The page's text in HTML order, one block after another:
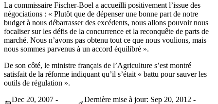
La commissaire Fischer-Boel a accueilli positivement l’issue des
négociations : « Plutôt que de dépenser une bonne part de notre
budget à nous débarrasser des excédents, nous allons pouvoir nous
focaliser sur les défis de la concurrence et la reconquête de parts de
marché. Nous n’avons pas obtenu tout ce que nous voulions, mais
nous sommes parvenus à un accord équilibré ».
De son côté, le ministre français de l’Agriculture s’est montré
satisfait de la réforme indiquant qu’il s’était « battu pour sauver les
outils de régulation ».
Dec 20, 2007 -
Dernière mise à jour: Sep 20, 2012 -